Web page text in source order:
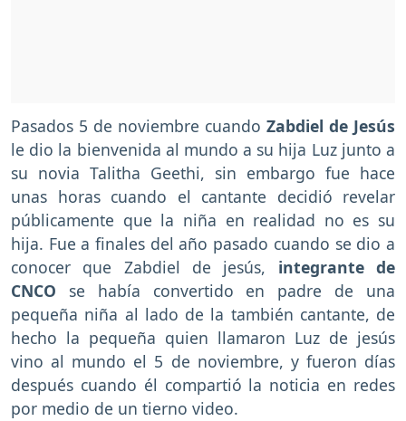
Pasados 5 de noviembre cuando Zabdiel de Jesús
le dio la bienvenida al mundo a su hija Luz junto a
su novia Talitha Geethi, sin embargo fue hace
unas horas cuando el cantante decidió revelar
públicamente que la niña en realidad no es su
hija. Fue a finales del año pasado cuando se dio a
conocer que Zabdiel de jesús, integrante de
CNCO se había convertido en padre de una
pequeña niña al lado de la también cantante, de
hecho la pequeña quien llamaron Luz de jesús
vino al mundo el 5 de noviembre, y fueron días
después cuando él compartió la noticia en redes
por medio de un tierno video.